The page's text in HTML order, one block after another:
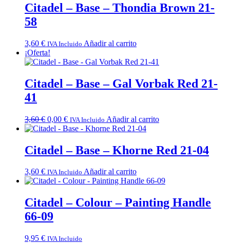
Citadel – Base – Thondia Brown 21-
58
3,60 € IVA Incluido Añadir al carrito
¡Oferta!
Citadel – Base – Gal Vorbak Red 21-
41
3,60€ El
precio
era:
3,60 €.
0,00 €El
precio
es:
0,00 €.
IVA Incluido Añadir al carrito
Citadel – Base – Khorne Red 21-04
3,60 € IVA Incluido Añadir al carrito
Citadel – Colour – Painting Handle
66-09
9,95 € IVA Incluido